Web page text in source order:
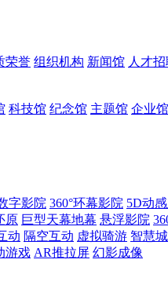
荣誉 组织机构 新闻馆 人才
科技馆 纪念馆 主题馆 企业馆
字影院 360°环幕影院 5D动
原 巨型天幕地幕 悬浮影院
动 隔空互动 虚拟骑游 智慧
游戏 AR推拉屏 幻影成像